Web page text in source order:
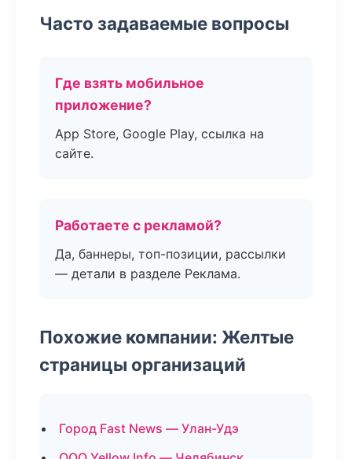
Часто задаваемые вопросы
Где взять мобильное
приложение?
App Store, Google Play, ссылка на
сайте.
Работаете с рекламой?
Да, баннеры, топ-позиции, рассылки
— детали в разделе Реклама.
Похожие компании: Желтые
страницы организаций
Город Fast News — Улан-Удэ